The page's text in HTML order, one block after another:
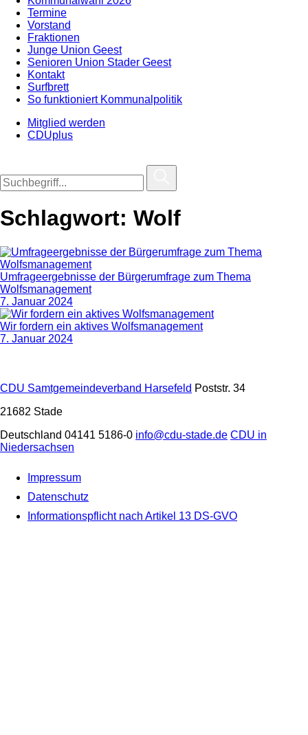
Termine
Vorstand
Fraktionen
Junge Union Geest
Senioren Union Stader Geest
Kontakt
Surfbrett
So funktioniert Kommunalpolitik
Mitglied werden
CDUplus
Schlagwort: Wolf
Umfrageergebnisse der Bürgerumfrage zum Thema
Wolfsmanagement
7. Januar 2024
Wir fordern ein aktives Wolfsmanagement
7. Januar 2024
CDU Samtgemeindeverband Harsefeld Poststr. 34
21682 Stade
Deutschland 04141 5186-0 info@cdu-stade.de CDU in
Niedersachsen
Impressum
Datenschutz
Informationspflicht nach Artikel 13 DS-GVO